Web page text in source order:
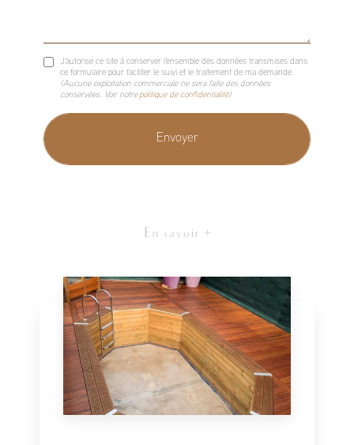
J'autorise ce site à conserver l'ensemble des données transmises dans
ce formulaire pour faciliter le suivi et le traitement de ma demande.
(Aucune exploitation commerciale ne sera faite des données
conservées. Voir notre politique de confidentialité)
En savoir +